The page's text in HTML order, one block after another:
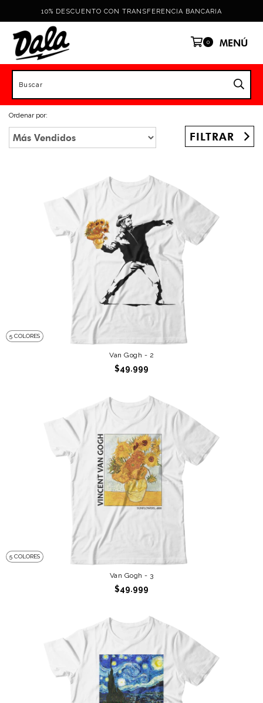
10% DESCUENTO CON TRANSFERENCIA BANCARIA
0 MENÚ
Ordenar por:
FILTRAR
5 COLORES
Van Gogh - 2
$49.999
5 COLORES
Van Gogh - 3
$49.999